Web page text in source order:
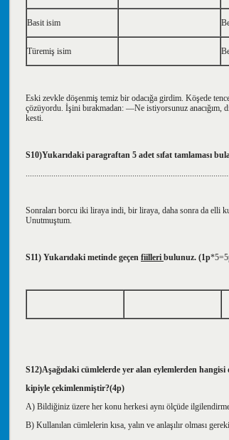
Basit isim
Türemiş isim
Eski zevkle döşenmiş temiz bir odacığa girdim. Köşede
çözüyordu. İşini bırakmadan: —Ne istiyorsunuz anacığım,
kesti.
S10)Yukarıdaki paragraftan 5 adet sıfat tamlaması
Sonraları borcu iki liraya indi, bir liraya, daha sonra da elli
Unutmuştum.
S11) Yukarıdaki metinde geçen fiilleri bulunuz. (1p
S12)Aşağıdaki cümlelerde yer alan eylemlerden hangisi
kipiyle çekimlenmiştir?(4p)
A) Bildiğiniz üzere her konu herkesi aynı ölçüde
B) Kullanılan cümlelerin kısa, yalın ve anlaşılır olması